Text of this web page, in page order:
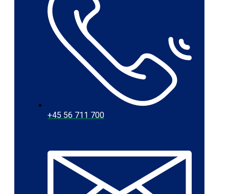
+45 56 711 700